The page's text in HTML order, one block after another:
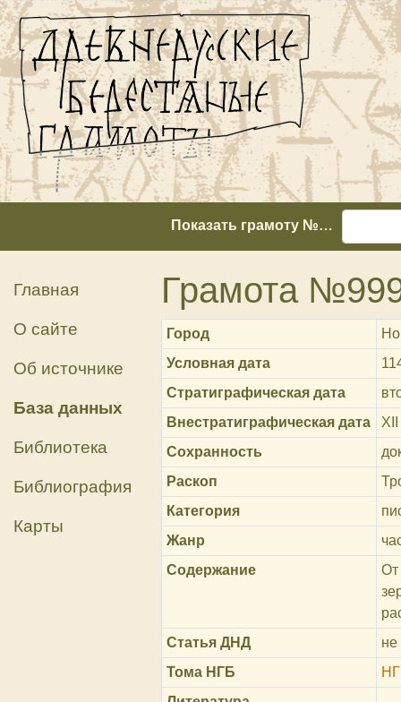
Показать грамоту №…
Главная
О сайте
Об источнике
База данных
Библиотека
Библиография
Карты
Грамота
Город
Условная дата
Стратиграфическая дата
Внестратиграфическая дата
Сохранность
Раскоп
Категория
Жанр
Содержание
От
Статья ДНД
Тома НГБ